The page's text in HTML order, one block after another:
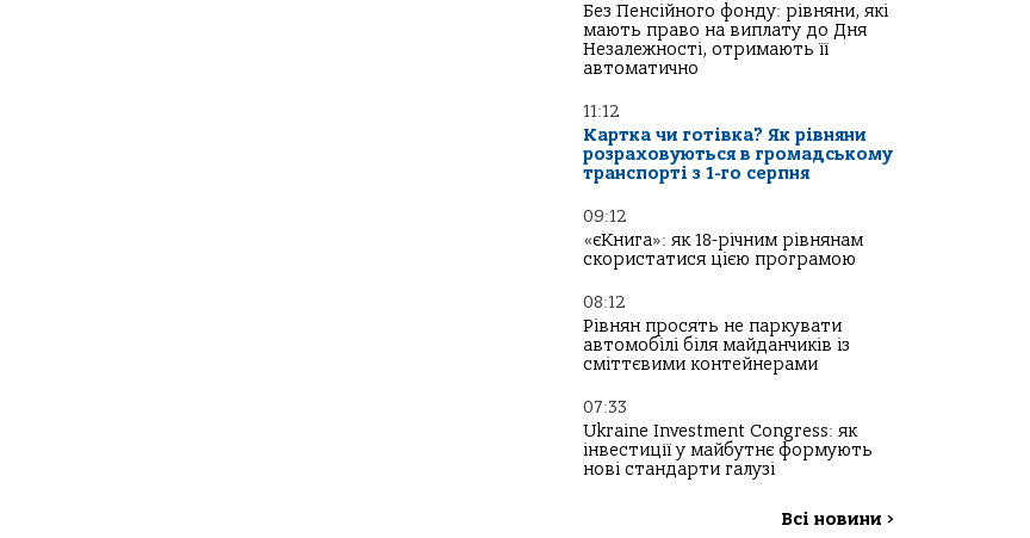
Без Пенсійного фонду: рівняни, які
мають право на виплату до Дня
Незалежності, отримають її
автоматично
11:12
Картка чи готівка? Як рівняни
розраховуються в громадському
транспорті з 1-го серпня
09:12
«єКнига»: як 18-річним рівнянам
скористатися цією програмою
08:12
Рівнян просять не паркувати
автомобілі біля майданчиків із
сміттєвими контейнерами
07:33
Ukraine Investment Congress: як
інвестиції у майбутнє формують
нові стандарти галузі
Всі новини >